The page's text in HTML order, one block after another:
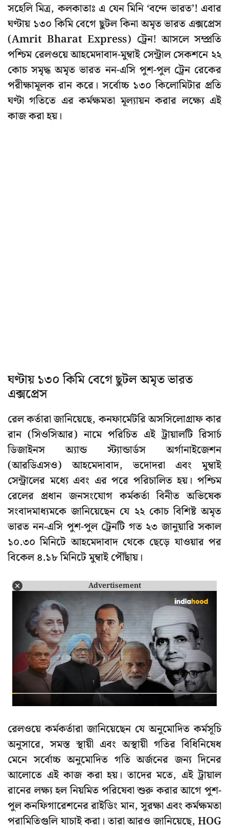
সহেলি মিত্র, কলকাতাঃ এ যেন মিনি ‘বন্দে ভারত’! এবার
ঘণ্টায় ১৩০ কিমি বেগে ছুটল কিনা অমৃত ভারত এক্সপ্রেস
(Amrit Bharat Express) ট্রেন! আসলে সম্প্রতি
পশ্চিম রেলওয়ে আহমেদাবাদ-মুম্বাই সেন্ট্রাল সেকশনে ২২
কোচ সমৃদ্ধ অমৃত ভারত নন-এসি পুশ-পুল ট্রেন রেকের
পরীক্ষামূলক রান করে। সর্বোচ্চ ১৩০ কিলোমিটার প্রতি
ঘণ্টা গতিতে এর কর্মক্ষমতা মূল্যায়ন করার লক্ষ্যে এই
কাজ করা হয়।
ঘণ্টায় ১৩০ কিমি বেগে ছুটল অমৃত ভারত
এক্সপ্রেস
রেল কর্তারা জানিয়েছে, কনফার্মেটরি অসসিলোগ্রাফ কার
রান (সিওসিআর) নামে পরিচিত এই ট্রায়ালটি রিসার্চ
ডিজাইনস অ্যান্ড স্ট্যান্ডার্ডস অর্গানাইজেশন
(আরডিএসও) আহমেদাবাদ, ভদোদরা এবং মুম্বাই
সেন্ট্রালের মধ্যে এবং এর পরে পরিচালিত হয়। পশ্চিম
রেলের প্রধান জনসংযোগ কর্মকর্তা বিনীত অভিষেক
সংবাদমাধ্যমকে জানিয়েছেন যে ২২ কোচ বিশিষ্ট অমৃত
ভারত নন-এসি পুশ-পুল ট্রেনটি গত ২৩ জানুয়ারি সকাল
১০.৩০ মিনিটে আহমেদাবাদ থেকে ছেড়ে যাওয়ার পর
বিকেল ৪.১৮ মিনিটে মুম্বাই পৌঁছায়।
Advertisement
রেলওয়ে কর্মকর্তারা জানিয়েছেন যে অনুমোদিত কর্মসূচি
অনুসারে, সমস্ত স্থায়ী এবং অস্থায়ী গতির বিধিনিষেধ
মেনে সর্বোচ্চ অনুমোদিত গতি অর্জনের জন্য দিনের
আলোতে এই কাজ করা হয়। তাদের মতে, এই ট্রায়াল
রানের লক্ষ্য হল নিয়মিত পরিষেবা শুরু করার আগে পুশ-
পুল কনফিগারেশনের রাইডিং মান, সুরক্ষা এবং কর্মক্ষমতা
পরামিতিগুলি যাচাই করা। তারা আরও জানিয়েছে, HOG